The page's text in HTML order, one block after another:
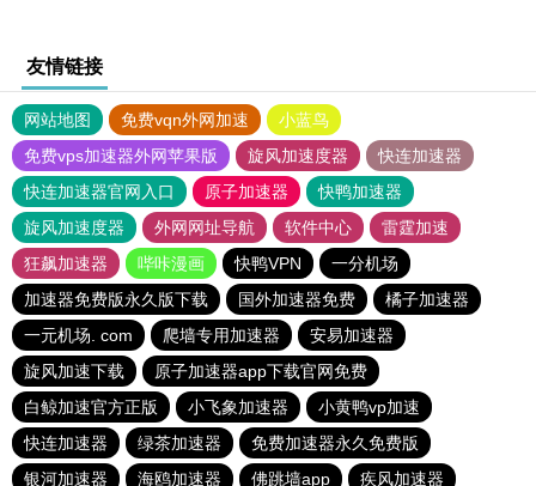
友情链接
网站地图 免费vqn外网加速
小蓝鸟
免费vps加速器外网苹果版
旋风加速度器
快连加速器
快连加速器官网入口
原子加速器
快鸭加速器
旋风加速度器
外网网址导航 软件中心
雷霆加速
狂飙加速器
哔咔漫画 快鸭VPN
一分机场
加速器免费版永久版下载
国外加速器免费
橘子加速器
一元机场. com
爬墙专用加速器
安易加速器
旋风加速下载
原子加速器app下载官网免费
白鲸加速官方正版
小飞象加速器
小黄鸭vp加速
快连加速器
绿茶加速器
免费加速器永久免费版
银河加速器
海鸥加速器 佛跳墙app 疾风加速器